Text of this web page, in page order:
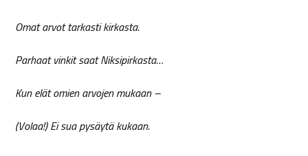
Omat arvot tarkasti kirkasta.
Parhaat vinkit saat Niksipirkasta…
Kun elät omien arvojen mukaan –
(Volaa!) Ei sua pysäytä kukaan.